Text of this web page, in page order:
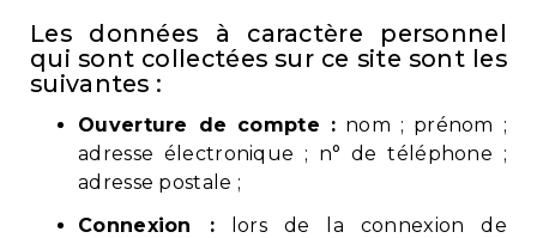
Les données à caractère personnel
qui sont collectées sur ce site sont les
suivantes :
Ouverture de compte : nom ; prénom ;
adresse électronique ; n° de téléphone ;
adresse postale ;
Connexion :lors de la connexion de